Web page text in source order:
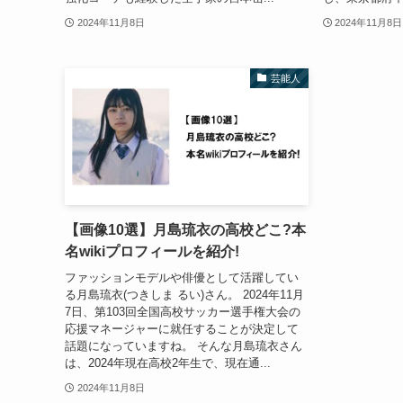
2024年11月8日 2024年11月8日
芸能人
【画像10選】月島琉衣の高校どこ?本
名wikiプロフィールを紹介!
ファッションモデルや俳優として活躍してい
る月島琉衣(つきしま るい)さん。 2024年11月
7日、第103回全国高校サッカー選手権大会の
応援マネージャーに就任することが決定して
話題になっていますね。 そんな月島琉衣さん
は、2024年現在高校2年生で、現在通...
2024年11月8日